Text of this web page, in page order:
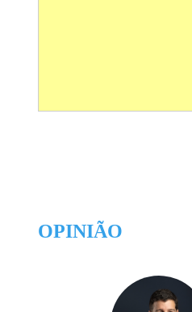
OPINIÃO